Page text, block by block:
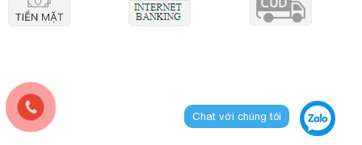
Chat với chúng tôi